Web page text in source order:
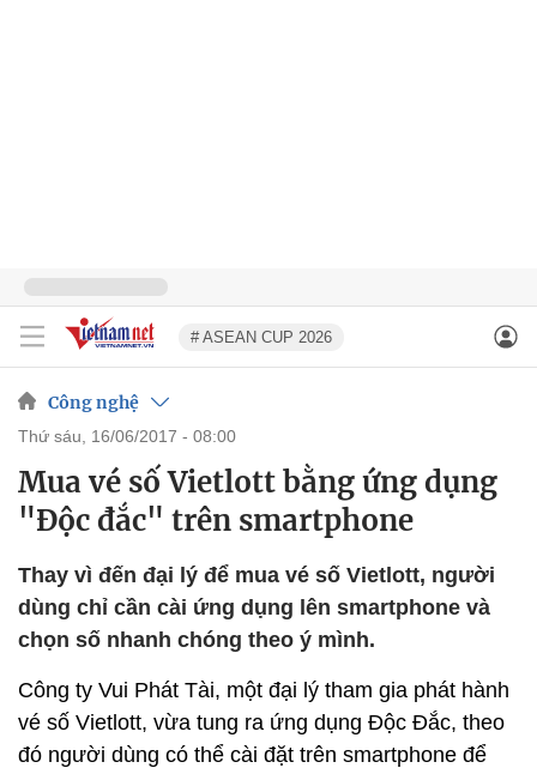
# ASEAN CUP 2026
Công nghệ
thứ sáu, 16/06/2017 - 08:00
Mua vé số Vietlott bằng ứng dụng
"Độc đắc" trên smartphone
Thay vì đến đại lý để mua vé số Vietlott, người
dùng chỉ cần cài ứng dụng lên smartphone và
chọn số nhanh chóng theo ý mình.
Công ty Vui Phát Tài, một đại lý tham gia phát hành
vé số Vietlott, vừa tung ra ứng dụng Độc Đắc, theo
đó người dùng có thể cài đặt trên smartphone để